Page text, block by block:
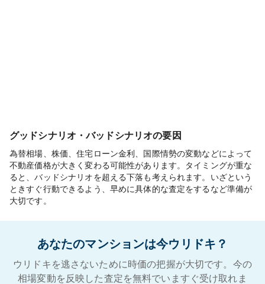
グッドシナリオ・バッドシナリオの要因
為替相場、株価、住宅ローン金利、国際情勢の変動などによって
不動産価格が大きく変わる可能性があります。タイミングが重な
ると、バッドシナリオを超える下落も考えられます。いざという
ときすぐ行動できるよう、早めに具体的な査定をするなど準備が
大切です。
あなたのマンションは今ウリドキ？
ウリドキを逃さないために時価の把握が大切です。今の
相場変動を反映した査定を無料でいますぐ受け取れま